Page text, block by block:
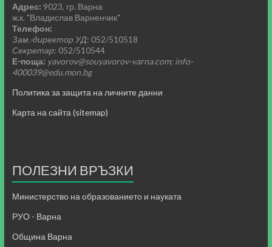
Адрес: 9023, гр. Варна
ж.к. "Владислав Варненчик"
Телефон:
Зам.-директор УД: 052/510518
Секретар: 052/510544
Е-поща: yavorov@souyavorov-varna.com; info-
400039@edu.mon.bg
Политика за защита на личните данни
Карта на сайта (sitemap)
ПОЛЕЗНИ ВРЪЗКИ
Министерство на образованието и науката
РУО - Варна
Община Варна